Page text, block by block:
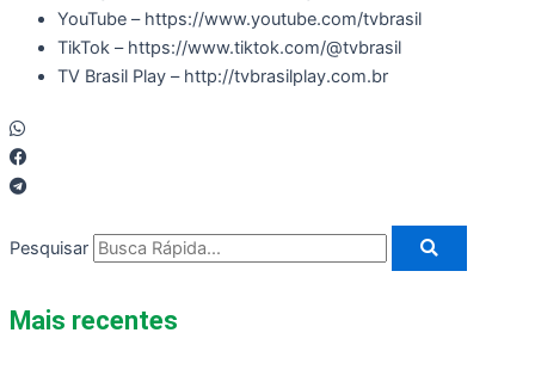
YouTube – https://www.youtube.com/tvbrasil
TikTok – https://www.tiktok.com/@tvbrasil
TV Brasil Play – http://tvbrasilplay.com.br
Pesquisar
Mais recentes